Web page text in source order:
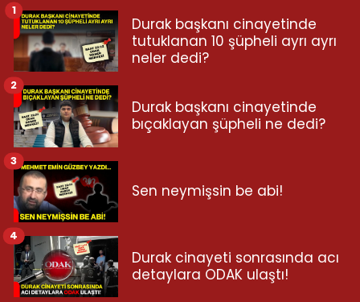
Durak başkanı cinayetinde
tutuklanan 10 şüpheli ayrı ayrı
neler dedi?
1
Durak başkanı cinayetinde
bıçaklayan şüpheli ne dedi?
2
Sen neymişsin be abi!
3
Durak cinayeti sonrasında acı
detaylara ODAK ulaştı!
4